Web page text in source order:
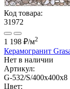
Код товара:
31972
1 198 ₽/м2
Керамогранит
Нет в наличии
Артикул:
G-532/S/400x400x8
Цвет: